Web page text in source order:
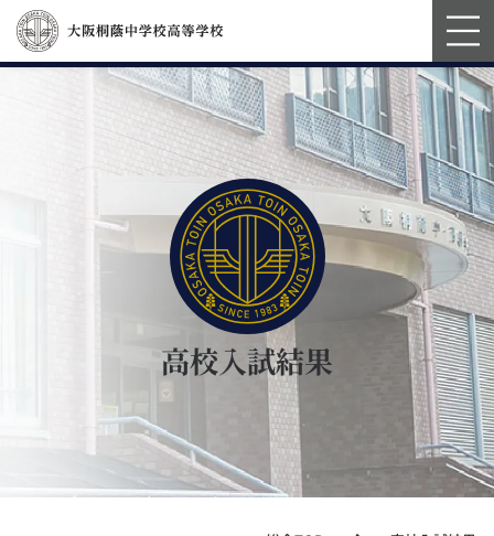
高校入試結果